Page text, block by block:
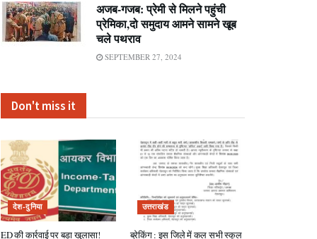
अजब-गजब: प्रेमी से मिलने पहुंची
प्रेमिका,दो समुदाय आमने सामने खूब
चले पथराव
SEPTEMBER 27, 2024
Don't miss it
देश-दुनिया
ED की कार्रवाई पर बड़ा खुलासा!
उत्तराखंड
ब्रेकिंग : इस जिले में कल सभी स्कूल